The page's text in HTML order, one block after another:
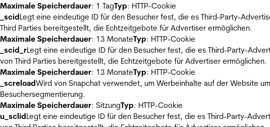
Maximale Speicherdauer: 1 TagTyp: HTTP-Cookie
_scidLegt eine eindeutige ID für den Besucher fest, die es Third-Party-
Third Parties bereitgestellt, die Echtzeitgebote für Advertiser ermöglichen.
Maximale Speicherdauer: 13 MonateTyp: HTTP-Cookie
_scid_rLegt eine eindeutige ID für den Besucher fest, die es Third-Party-
von Third Parties bereitgestellt, die Echtzeitgebote für Advertiser ermöglichen.
Maximale Speicherdauer: 13 MonateTyp: HTTP-Cookie
_screloadWird von Snapchat verwendet, um Werbeinhalte auf der Website
Besuchersegmentierung.
Maximale Speicherdauer: SitzungTyp: HTTP-Cookie
u_sclidLegt eine eindeutige ID für den Besucher fest, die es Third-Party-